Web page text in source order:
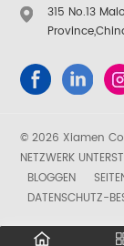
315 No.13
© 2026 Xiamen
NETZWERK
BLOGGEN
DATENSCHUTZ-